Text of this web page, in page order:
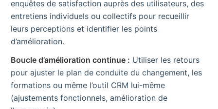
enquêtes de satisfaction auprès des utilisateurs, des
entretiens individuels ou collectifs pour recueillir
leurs perceptions et identifier les points
d’amélioration.
Boucle d’amélioration continue : Utiliser les retours
pour ajuster le plan de conduite du changement, les
formations ou même l’outil CRM lui-même
(ajustements fonctionnels, amélioration de